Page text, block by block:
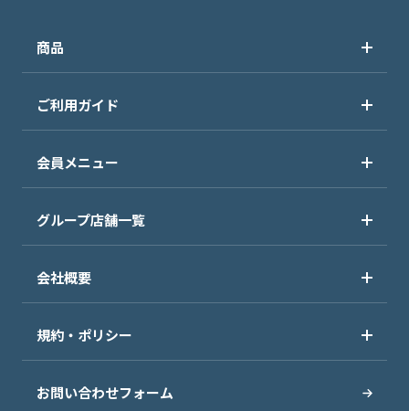
商品
ご利用ガイド
会員メニュー
グループ店舗一覧
会社概要
規約・ポリシー
お問い合わせフォーム